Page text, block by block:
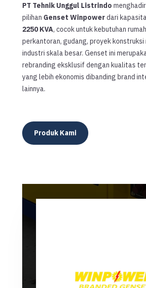
PT Tehnik Unggul Listrindo
pilihan Genset Winpowerdari
2250 KVA, cocok untuk kebutuhan
perkantoran, gudang, proyek konstruksi
industri skala besar. Genset ini
rebranding eksklusif dengan kualitas
yang lebih ekonomis dibanding brand
lainnya.
Produk Kami